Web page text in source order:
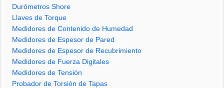
Durómetros Shore
Llaves de Torque
Medidores de Contenido de Humedad
Medidores de Espesor de Pared
Medidores de Espesor de Recubrimiento
Medidores de Fuerza Digitales
Medidores de Tensión
Probador de Torsión de Tapas